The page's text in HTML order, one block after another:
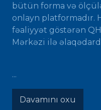
bütün forma və
onlayn platformadır.
fəaliyyət göstərən
Mərkəzi ilə
...
Davamını oxu